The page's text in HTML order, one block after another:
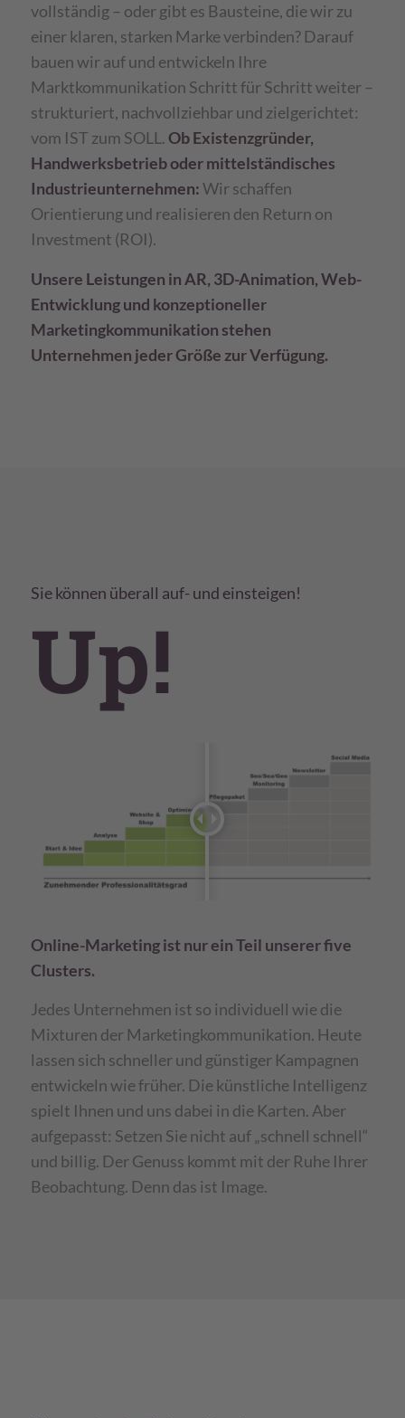
vollständig – oder gibt es Bausteine, die wir zu
einer klaren, starken Marke verbinden? Darauf
bauen wir auf und entwickeln Ihre
Marktkommunikation Schritt für Schritt weiter –
strukturiert, nachvollziehbar und zielgerichtet:
vom IST zum SOLL.Ob Existenzgründer,
Handwerksbetrieb oder mittelständisches
Industrieunternehmen:Wir schaffen
Orientierung und realisieren den Return on
Investment (ROI).
Unsere Leistungen in AR, 3D-Animation, Web-
Entwicklung und konzeptioneller
Marketingkommunikation stehen
Unternehmen jeder Größe zur Verfügung.
Sie können überall auf- und einsteigen!
Up!
Online-Marketing ist nur ein Teil unserer five
Clusters.
Jedes Unternehmen ist so individuell wie die
Mixturen der Marketingkommunikation. Heute
lassen sich schneller und günstiger Kampagnen
entwickeln wie früher. Die künstliche Intelligenz
spielt Ihnen und uns dabei in die Karten. Aber
aufgepasst: Setzen Sie nicht auf „schnell schnell“
und billig. Der Genuss kommt mit der Ruhe Ihrer
Beobachtung. Denn das ist Image.